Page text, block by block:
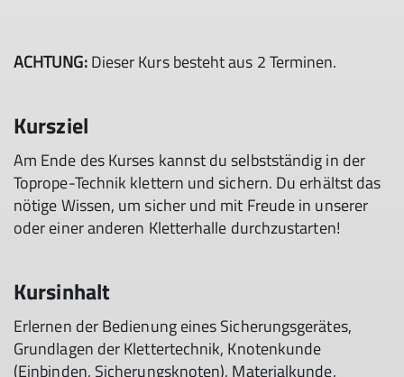
ACHTUNG:Dieser Kurs besteht aus 2 Terminen.
Kursziel
Am Ende des Kurses kannst du selbstständig in der
Toprope-Technik klettern und sichern. Du erhältst das
nötige Wissen, um sicher und mit Freude in unserer
oder einer anderen Kletterhalle durchzustarten!
Kursinhalt
Erlernen der Bedienung eines Sicherungsgerätes,
Grundlagen der Klettertechnik, Knotenkunde
(Einbinden, Sicherungsknoten), Materialkunde,